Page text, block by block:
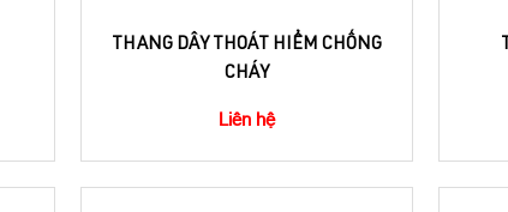
THANG DÂY THOÁT HIỂM CHỐNG
CHÁY
Liên hệ